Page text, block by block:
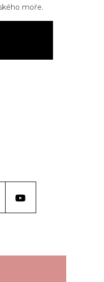
moře.